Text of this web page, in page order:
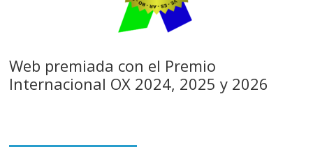
Web premiada con el Premio
Internacional OX 2024, 2025 y 2026